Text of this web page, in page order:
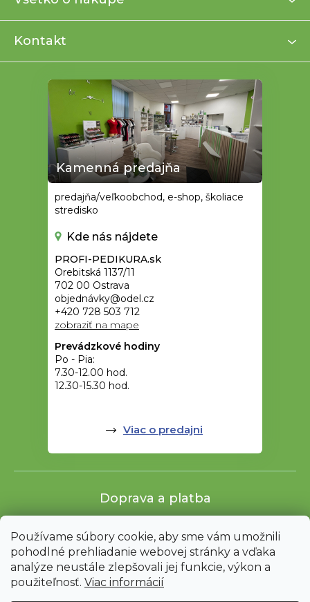
Používame súbory cookie, aby sme vám umožnili
pohodlné prehliadanie webovej stránky a vďaka
analýze neustále zlepšovali jej funkcie, výkon a
použiteľnosť. Viac informácií
t
Kontakt
Kamenná predajňa
predajňa/veľkoobchod, e-shop, školiace
stredisko
Kde nás nájdete
PROFI-PEDIKURA.sk
Orebitská 1137/11
702 00 Ostrava
objednávky@odel.cz
+420 728 503 712
zobraziť na mape
Prevádzkové hodiny
Po - Pia:
7.30-12.00 hod.
12.30-15.30 hod.
Viac o predajni
Doprava a platba